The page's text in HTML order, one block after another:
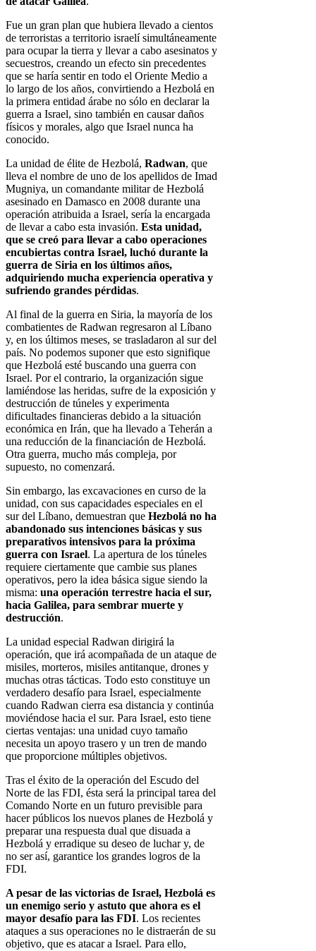
Fue un gran plan que hubiera llevado a cientos
de terroristas a territorio israelí simultáneamente
para ocupar la tierra y llevar a cabo asesinatos y
secuestros, creando un efecto sin precedentes
que se haría sentir en todo el Oriente Medio a
lo largo de los años, convirtiendo a Hezbolá en
la primera entidad árabe no sólo en declarar la
guerra a Israel, sino también en causar daños
físicos y morales, algo que Israel nunca ha
conocido.
La unidad de élite de Hezbolá, Radwan, que
lleva el nombre de uno de los apellidos de Imad
Mugniya, un comandante militar de Hezbolá
asesinado en Damasco en 2008 durante una
operación atribuida a Israel, sería la encargada
de llevar a cabo esta invasión. Esta unidad,
que se creó para llevar a cabo operaciones
encubiertas contra Israel, luchó durante la
guerra de Siria en los últimos años,
adquiriendo mucha experiencia operativa y
sufriendo grandes pérdidas.
Al final de la guerra en Siria, la mayoría de los
combatientes de Radwan regresaron al Líbano
y, en los últimos meses, se trasladaron al sur del
país. No podemos suponer que esto signifique
que Hezbolá esté buscando una guerra con
Israel. Por el contrario, la organización sigue
lamiéndose las heridas, sufre de la exposición y
destrucción de túneles y experimenta
dificultades financieras debido a la situación
económica en Irán, que ha llevado a Teherán a
una reducción de la financiación de Hezbolá.
Otra guerra, mucho más compleja, por
supuesto, no comenzará.
Sin embargo, las excavaciones en curso de la
unidad, con sus capacidades especiales en el
sur del Líbano, demuestran que Hezbolá no ha
abandonado sus intenciones básicas y sus
preparativos intensivos para la próxima
guerra con Israel. La apertura de los túneles
requiere ciertamente que cambie sus planes
operativos, pero la idea básica sigue siendo la
misma: una operación terrestre hacia el sur,
hacia Galilea, para sembrar muerte y
destrucción.
La unidad especial Radwan dirigirá la
operación, que irá acompañada de un ataque de
misiles, morteros, misiles antitanque, drones y
muchas otras tácticas. Todo esto constituye un
verdadero desafío para Israel, especialmente
cuando Radwan cierra esa distancia y continúa
moviéndose hacia el sur. Para Israel, esto tiene
ciertas ventajas: una unidad cuyo tamaño
necesita un apoyo trasero y un tren de mando
que proporcione múltiples objetivos.
Tras el éxito de la operación del Escudo del
Norte de las FDI, ésta será la principal tarea del
Comando Norte en un futuro previsible para
hacer públicos los nuevos planes de Hezbolá y
preparar una respuesta dual que disuada a
Hezbolá y erradique su deseo de luchar y, de
no ser así, garantice los grandes logros de la
FDI.
A pesar de las victorias de Israel, Hezbolá es
un enemigo serio y astuto que ahora es el
mayor desafío para las FDI. Los recientes
ataques a sus operaciones no le distraerán de su
objetivo, que es atacar a Israel. Para ello,